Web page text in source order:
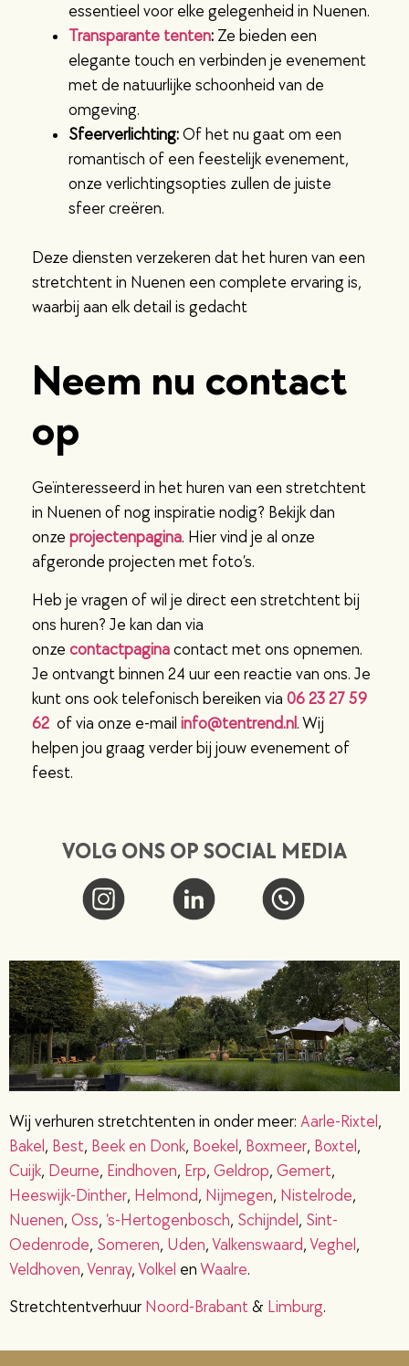
essentieel voor elke gelegenheid in Nuenen.
Transparante tenten: Ze bieden een
elegante touch en verbinden je evenement
met de natuurlijke schoonheid van de
omgeving.
Sfeerverlichting:Of het nu gaat om een
romantisch of een feestelijk evenement,
onze verlichtingsopties zullen de juiste
sfeer creëren.
Deze diensten verzekeren dat het huren van een
stretchtent in Nuenen een complete ervaring is,
waarbij aan elk detail is gedacht
Neem nu contact
op
Geïnteresseerd in het huren van een stretchtent
in Nuenen of nog inspiratie nodig? Bekijk dan
onze projectenpagina. Hier vind je al onze
afgeronde projecten met foto’s.
Heb je vragen of wil je direct een stretchtent bij
ons huren? Je kan dan via
onze contactpaginacontact met ons opnemen.
Je ontvangt binnen 24 uur een reactie van ons. Je
kunt ons ook telefonisch bereiken via 06 23 27 59
62 of via onze e-mail info@tentrend.nl. Wij
helpen jou graag verder bij jouw evenement of
feest.
VOLG ONS OP SOCIAL MEDIA
Wij verhuren stretchtenten in onder meer: Aarle-Rixtel,
Bakel, Best, Beek en Donk, Boekel, Boxmeer, Boxtel,
Cuijk, Deurne, Eindhoven, Erp, Geldrop, Gemert,
Heeswijk-Dinther, Helmond, Nijmegen, Nistelrode,
Nuenen, Oss, ‘s-Hertogenbosch, Schijndel, Sint-
Oedenrode, Someren, Uden,Valkenswaard,Veghel,
Veldhoven,Venray,Volkel enWaalre.
Stretchtentverhuur Noord-Brabant& Limburg.